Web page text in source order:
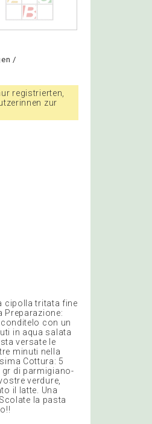
/
registrierten,
zur
cipolla tritata fine
Preparazione:
con un
in aqua salata
versate le
minuti nella
Cottura: 5
gr di parmigiano-
verdure,
il latte. Una
la pasta